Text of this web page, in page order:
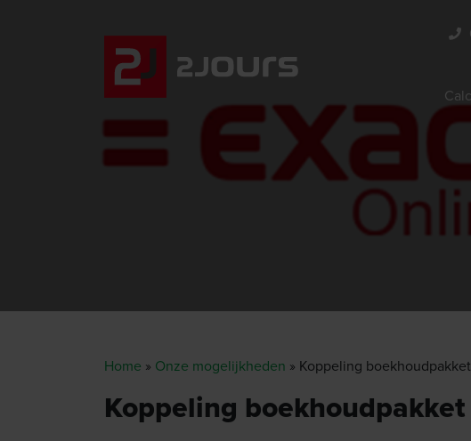
Home » Onze mogelijkheden » Koppeling boekhoudpakket
Koppeling boekhoudpakket